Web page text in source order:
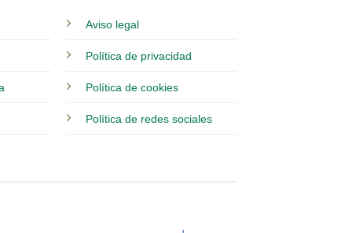
Aviso legal
Política de privacidad
Política de cookies
Política de redes sociales